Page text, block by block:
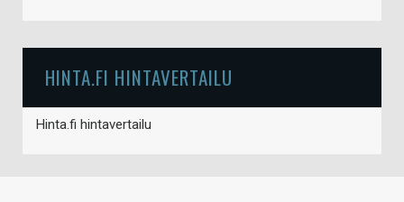
HINTA.FI HINTAVERTAILU
Hinta.fi hintavertailu